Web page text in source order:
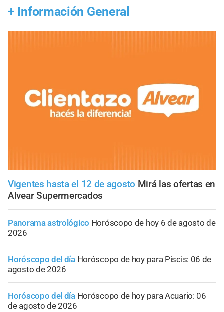
+ Información General
Vigentes hasta el 12 de agosto Mirá las ofertas en
Alvear Supermercados
Panorama astrológico Horóscopo de hoy 6 de agosto de
2026
Horóscopo del día Horóscopo de hoy para Piscis: 06 de
agosto de 2026
Horóscopo del día Horóscopo de hoy para Acuario: 06
de agosto de 2026